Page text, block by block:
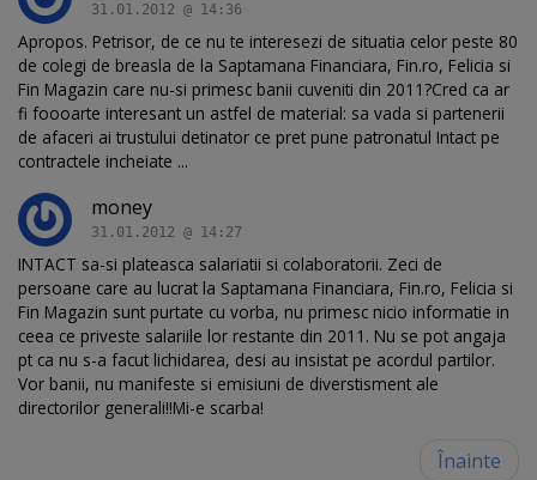
31.01.2012 @ 14:36
Apropos. Petrisor, de ce nu te interesezi de situatia celor peste 80
de colegi de breasla de la Saptamana Financiara, Fin.ro, Felicia si
Fin Magazin care nu-si primesc banii cuveniti din 2011?Cred ca ar
fi foooarte interesant un astfel de material: sa vada si partenerii
de afaceri ai trustului detinator ce pret pune patronatul Intact pe
contractele incheiate ...
money
31.01.2012 @ 14:27
INTACT sa-si plateasca salariatii si colaboratorii. Zeci de
persoane care au lucrat la Saptamana Financiara, Fin.ro, Felicia si
Fin Magazin sunt purtate cu vorba, nu primesc nicio informatie in
ceea ce priveste salariile lor restante din 2011. Nu se pot angaja
pt ca nu s-a facut lichidarea, desi au insistat pe acordul partilor.
Vor banii, nu manifeste si emisiuni de diverstisment ale
directorilor generali!!Mi-e scarba!
Înainte